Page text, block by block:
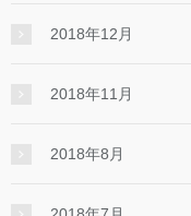
2018年12月
2018年11月
2018年8月